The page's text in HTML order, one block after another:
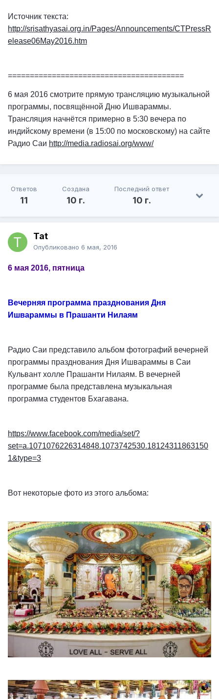
Источник текста:
http://srisathyasai.org.in/Pages/Announcements/CTPressR
elease06May2016.htm
========================================
6 мая 2016 смотрите прямую трансляцию музыкальной
программы, посвящённой Дню Ишвараммы.
Трансляция начнётся примерно в 5:30 вечера по
индийскому времени (в 15:00 по московскому) на сайте
Радио Саи http://media.radiosai.org/www/
Ответов
11
Создана
10 г.
Последний ответ
10 г.
Tat
Опубликовано 6 мая, 2016
6 мая 2016, пятница
Вечерняя программа празднования Дня
Ишвараммы в Прашанти Нилаям
Радио Саи представило альбом фотографий вечерней
программы празднования Дня Ишвараммы в Саи
Кульвант холле Прашанти Нилаям. В вечерней
программе была представлена музыкальная
программа студентов Бхагавана.
https://www.facebook.com/media/set/?
set=a.1071076226314848.1073742530.18124311863150
1&type=3
Вот некоторые фото из этого альбома: